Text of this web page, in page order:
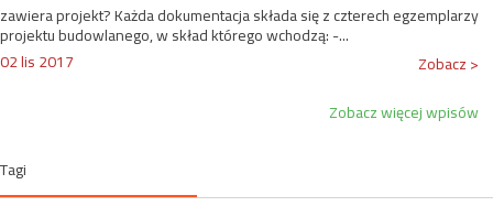
zawiera projekt? Każda dokumentacja składa się z czterech egzemplarzy
projektu budowlanego, w skład którego wchodzą: -...
02 lis 2017
Zobacz >
Zobacz więcej wpisów
Tagi